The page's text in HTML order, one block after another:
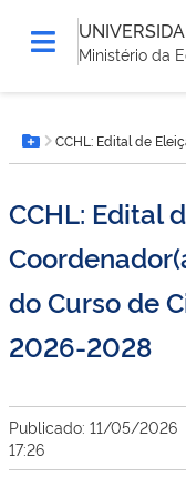
Ministério da
está
aqui:Botão Menu
CCHL: Edital de
CCHL: Edital
do Curso de
2026-2028
Publicado: 11/05/2026
17:26